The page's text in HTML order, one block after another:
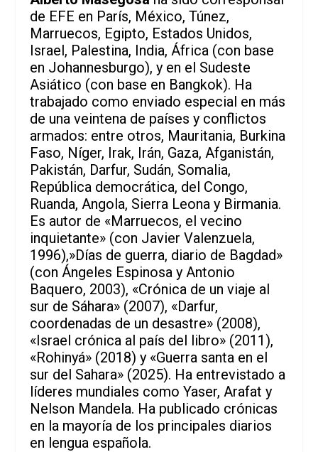
de EFE en París, México, Túnez,
Marruecos, Egipto, Estados Unidos,
Israel, Palestina, India, África (con base
en Johannesburgo), y en el Sudeste
Asiático (con base en Bangkok). Ha
trabajado como enviado especial en más
de una veintena de países y conflictos
armados: entre otros, Mauritania, Burkina
Faso, Níger, Irak, Irán, Gaza, Afganistán,
Pakistán, Darfur, Sudán, Somalia,
República democrática, del Congo,
Ruanda, Angola, Sierra Leona y Birmania.
Es autor de «Marruecos, el vecino
inquietante» (con Javier Valenzuela,
1996),»Días de guerra, diario de Bagdad»
(con Ángeles Espinosa y Antonio
Baquero, 2003), «Crónica de un viaje al
sur de Sáhara» (2007), «Darfur,
coordenadas de un desastre» (2008),
«Israel crónica al país del libro» (2011),
«Rohinyá» (2018) y «Guerra santa en el
sur del Sahara» (2025). Ha entrevistado a
líderes mundiales como Yaser, Arafat y
Nelson Mandela. Ha publicado crónicas
en la mayoría de los principales diarios
en lengua española.